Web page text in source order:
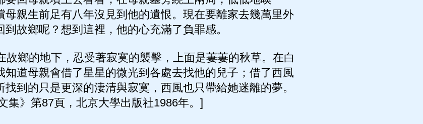
母親生前足有八年沒見到他的遺恨。現在要離家去幾萬里外
故鄉呢？想到這裡，他的心充滿了負罪感。
鄉的地下，忍受著寂寞的襲擊，上面是萋萋的秋草。在白
知道母親會借了星星的微光到各處去找他的兒子；借了西風
到的只是更深的淒清與寂寞，西風也只帶給她迷離的夢。
集》第87頁，北京大學出版社1986年。]